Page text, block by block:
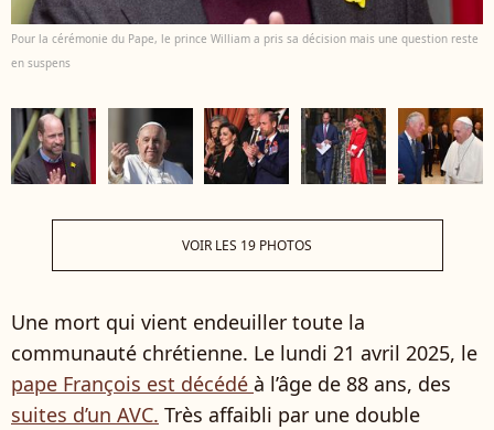
Pour la cérémonie du Pape, le prince William a pris sa décision mais une question reste
en suspens
VOIR LES 19 PHOTOS
Une mort qui vient endeuiller toute la
communauté chrétienne. Le lundi 21 avril 2025, le
pape François est décédé à l’âge de 88 ans, des
suites d’un AVC. Très affaibli par une double